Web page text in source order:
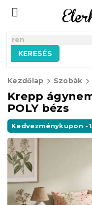
tartalomhoz
KERESÉS
Kezdőlap Szobák
Krepp
POLY bézs
Kedvezménykupon -